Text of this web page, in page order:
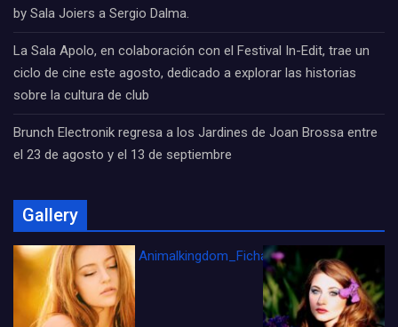
by Sala Joiers a Sergio Dalma.
La Sala Apolo, en colaboración con el Festival In-Edit, trae un
ciclo de cine este agosto, dedicado a explorar las historias
sobre la cultura de club
Brunch Electronik regresa a los Jardines de Joan Brossa entre
el 23 de agosto y el 13 de septiembre
Gallery
Animalkingdom_FichaCine